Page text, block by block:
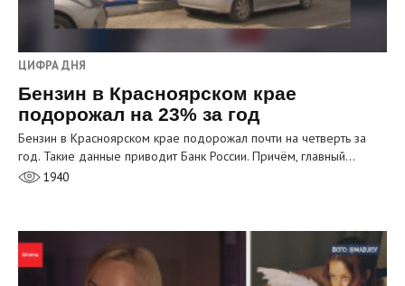
ЦИФРА ДНЯ
Бензин в Красноярском крае
подорожал на 23% за год
Бензин в Красноярском крае подорожал почти на четверть за
год. Такие данные приводит Банк России. Причём, главный…
1940